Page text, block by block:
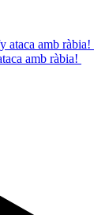
amb ràbia!